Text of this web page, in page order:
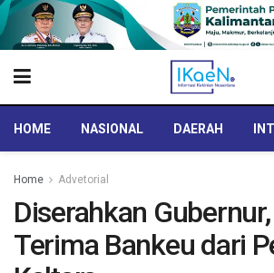
HOME NASIONAL DAERAH
Home Advetorial
Diserahkan
Terima Bankeu dari